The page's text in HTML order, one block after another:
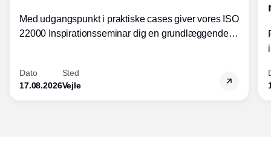
Med udgangspunkt i praktiske cases giver vores ISO
22000 Inspirationsseminar dig en grundlæggende
fødevarestandardens integration med andre
standarder.
Dato
17.08.2026
Sted
Vejle